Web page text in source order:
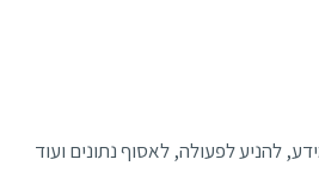
להניע לפעולה, לאסוף נתונים ועוד